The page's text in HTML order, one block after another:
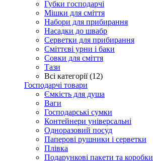
Губки господарчі
Мішки для сміття
Набори для прибирання
Насадки до швабр
Серветки для прибирання
Сміттєві урни і баки
Совки для сміття
Тази
Всі категорії (12)
Господарчі товари
Ємкість для душа
Ваги
Господарські сумки
Контейнери універсальні
Одноразовий посуд
Паперові рушники і серветки
Плівка
Подарункові пакети та коробки